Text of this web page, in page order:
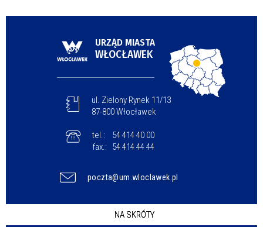
URZĄD MIASTA
WŁOCŁAWEK
ul. Zielony Rynek 11/13
87-800 Włocławek
tel.:
54 414 40 00
fax.:
54 414 44 44
poczta@um.wloclawek.pl
NA SKRÓTY